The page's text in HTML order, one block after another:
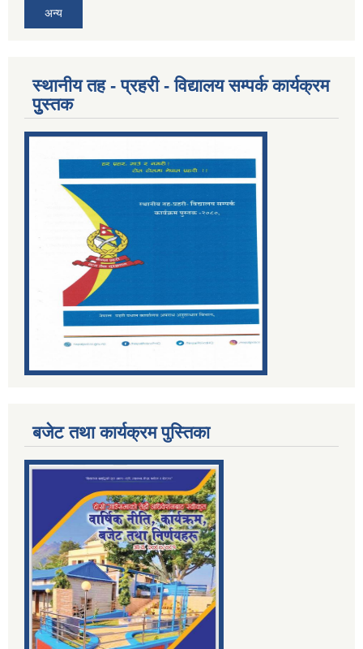
अन्य
स्थानीय तह - प्रहरी - विद्यालय सम्पर्क कार्यक्रम
पुुस्तक
बजेट तथा कार्यक्रम पुस्तिका